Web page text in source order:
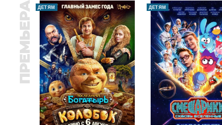
ПРЕМЬЕРА ДЕТЯМ ДЕТЯМ